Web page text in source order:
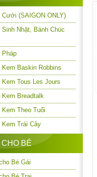
Cưới (SAIGON ONLY)
Sinh Nhật, Bánh Chúc
Pháp
Kem Baskin Robbins
Kem Tous Les Jours
Kem Breadtalk
Kem Theo Tuổi
Kem Trái Cây
BÉ
Bé Gái